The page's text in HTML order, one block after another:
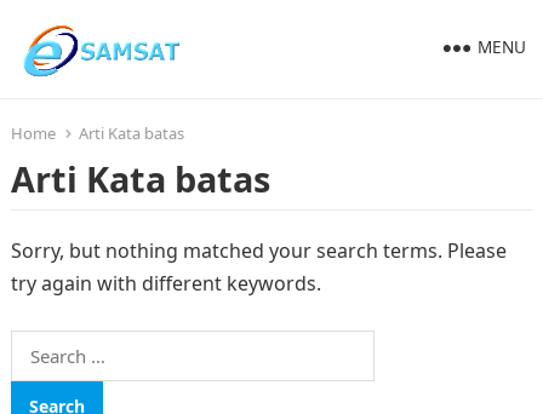
MENU
Home Arti Kata batas
Arti Kata batas
Sorry, but nothing matched your search terms. Please
try again with different keywords.
Search
for: